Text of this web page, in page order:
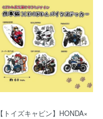
【トイズキャビン】HONDA×